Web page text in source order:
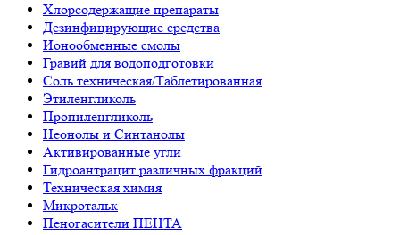
Хлорсодержащие препараты
Дезинфицирующие средства
Ионообменные смолы
Гравий для водоподготовки
Соль техническая/Таблетированная
Этиленгликоль
Пропиленгликоль
Неонолы и Синтанолы
Активированные угли
Гидроантрацит различных фракций
Техническая химия
Микротальк
Пеногасители ПЕНТА